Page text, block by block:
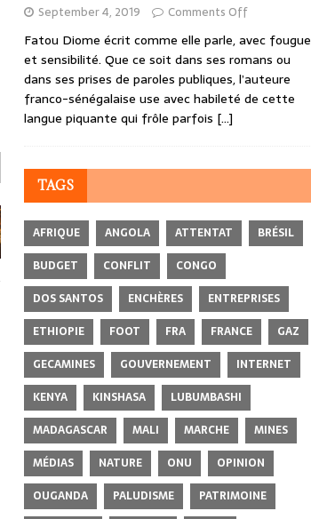
September 4, 2019 Comments Off
Fatou Diome écrit comme elle parle, avec fougue
et sensibilité. Que ce soit dans ses romans ou
dans ses prises de paroles publiques, l’auteure
franco-sénégalaise use avec habileté de cette
langue piquante qui frôle parfois […]
TAGS
AFRIQUE ANGOLA ATTENTAT
BRÉSIL
BUDGET
CONFLIT
CONGO
DOS SANTOS
ENCHÈRES
ENTREPRISES
ETHIOPIE
FOOT FRA FRANCE
GAZ
GECAMINES
GOUVERNEMENT
INTERNET
KENYA
KINSHASA
LUBUMBASHI
MADAGASCAR
MALI MARCHE
MINES
MÉDIAS
NATURE ONU
OPINION
OUGANDA
PALUDISME PATRIMOINE